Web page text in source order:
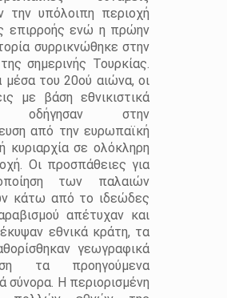
την υπόλοιπη περιοχή
επιρροής ενώ η πρώην
συρρικνώθηκε στην
σημερινής Τουρκίας.
μέσα του 20ού αιώνα, οι
με βάση εθνικιστικά
οδήγησαν στην
από την ευρωπαϊκή
κυριαρχία σε ολόκληρη
Οι προσπάθειες για
των παλαιών
κάτω από το ιδεώδες
απέτυχαν και
εθνικά κράτη, τα
γεωγραφικά
τα προηγούμενα
σύνορα. Η περιορισμένη